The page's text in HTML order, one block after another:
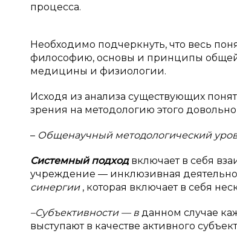
процесса.
Необходимо подчеркнуть, что весь
философию, основы и принципы
медицины и физиологии.
Исходя из анализа существующих
зрения на методологию этого
– Общенаучный методологический
Системный подход включает в себя
учреждение — инклюзивная
синергии , которая включает в себя
–Субъективности — в данном случае
выступают в качестве активного